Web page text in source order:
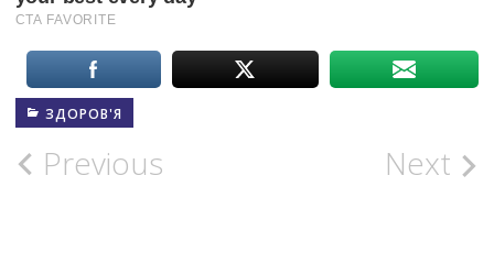
ЗДОРОВ'Я
Post
Previous Next